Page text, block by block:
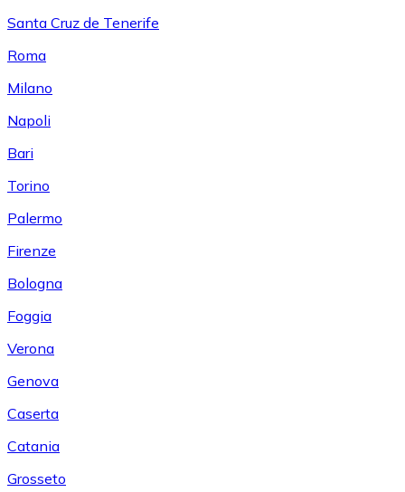
Santa Cruz de Tenerife
Roma
Milano
Napoli
Bari
Torino
Palermo
Firenze
Bologna
Foggia
Verona
Genova
Caserta
Catania
Grosseto